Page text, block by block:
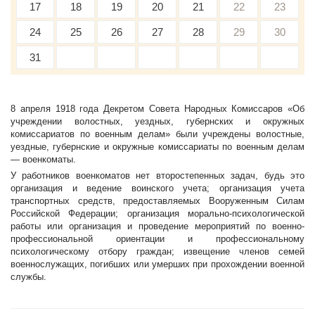
17 18 19 20 21 22 23
24 25 26 27 28 29 30
31
8 апреля 1918 года Декретом Совета Народных Комиссаров «Об
учреждении волостных, уездных, губернских и окружных
комиссариатов по военным делам» были учреждены волостные,
уездные, губернские и окружные комиссариаты по военным делам
— военкоматы.
У работников военкоматов нет второстепенных задач, будь это
организация и ведение воинского учета; организация учета
транспортных средств, предоставляемых Вооруженным Силам
Российской Федерации; организация морально-психологической
работы или организация и проведение мероприятий по военно-
профессиональной ориентации и профессиональному
психологическому отбору граждан; извещение членов семей
военнослужащих, погибших или умерших при прохождении военной
службы.